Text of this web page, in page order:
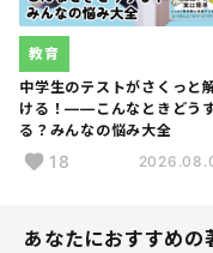
中学生のテストがさくっと
ける！――こんなときどう
る？みんなの悩み大全
教育
18
あなたにおすすめの